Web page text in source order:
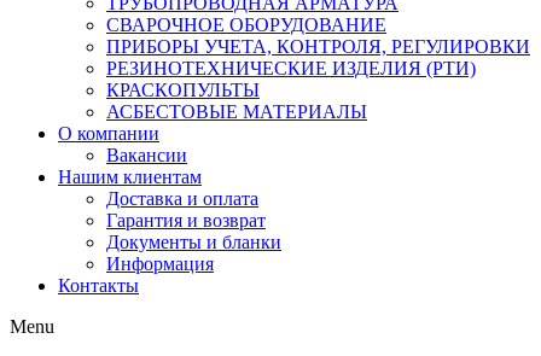
СВАРОЧНОЕ ОБОРУДОВАНИЕ
ПРИБОРЫ УЧЕТА, КОНТРОЛЯ, РЕГУЛИРОВКИ
РЕЗИНОТЕХНИЧЕСКИЕ ИЗДЕЛИЯ (РТИ)
КРАСКОПУЛЬТЫ
АСБЕСТОВЫЕ МАТЕРИАЛЫ
О компании
Вакансии
Нашим клиентам
Доставка и оплата
Гарантия и возврат
Документы и бланки
Информация
Контакты
Menu